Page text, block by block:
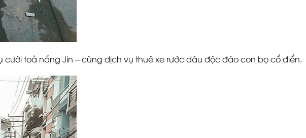
cười toả nắng Jin – cùng dịch vụ thuê xe rước dâu độc đáo con bọ cổ điển.